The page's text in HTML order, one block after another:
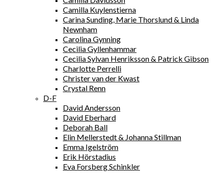
Camilla Kuylenstierna
Carina Sunding, Marie Thorslund & Linda
Newnham
Carolina Gynning
Cecilia Gyllenhammar
Cecilia Sylvan Henriksson & Patrick Gibson
Charlotte Perrelli
Christer van der Kwast
Crystal Renn
D-F
David Andersson
David Eberhard
Deborah Ball
Elin Mellerstedt & Johanna Stillman
Emma Igelström
Erik Hörstadius
Eva Forsberg Schinkler